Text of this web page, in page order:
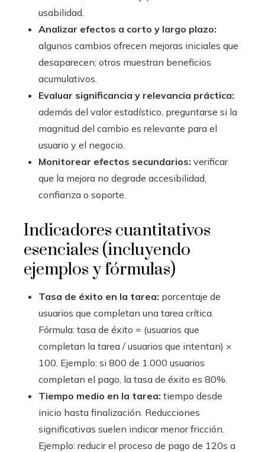
usabilidad.
Analizar efectos a corto y largo plazo:
algunos cambios ofrecen mejoras iniciales que
desaparecen; otros muestran beneficios
acumulativos.
Evaluar significancia y relevancia práctica:
además del valor estadístico, preguntarse si la
magnitud del cambio es relevante para el
usuario y el negocio.
Monitorear efectos secundarios: verificar
que la mejora no degrade accesibilidad,
confianza o soporte.
Indicadores cuantitativos
esenciales (incluyendo
ejemplos y fórmulas)
Tasa de éxito en la tarea: porcentaje de
usuarios que completan una tarea crítica.
Fórmula: tasa de éxito = (usuarios que
completan la tarea / usuarios que intentan) ×
100. Ejemplo: si 800 de 1.000 usuarios
completan el pago, la tasa de éxito es 80%.
Tiempo medio en la tarea: tiempo desde
inicio hasta finalización. Reducciones
significativas suelen indicar menor fricción.
Ejemplo: reducir el proceso de pago de 120s a